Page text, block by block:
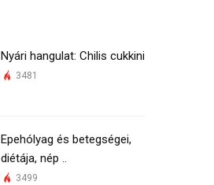
Nyári hangulat: Chilis cukkini
3481
Epehólyag és betegségei,
diétája, nép ..
3499